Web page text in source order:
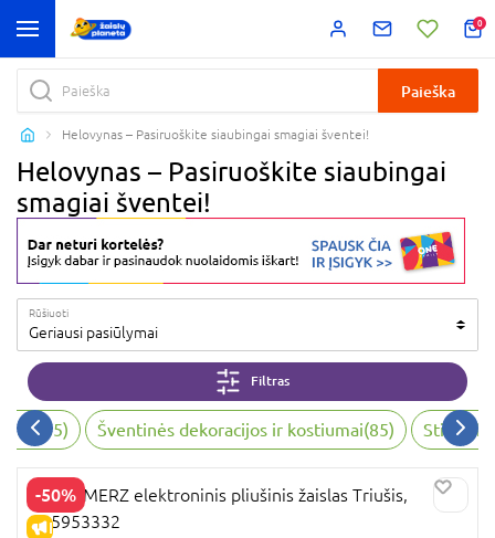
0
Paieška
Helovynas – Pasiruoškite siaubingai smagiai šventei!
Helovynas – Pasiruoškite siaubingai
smagiai šventei!
Rūšiuoti
Geriausi pasiūlymai
Filtras
( 85) Šventinės dekoracijos ir kostiumai(85) Stiliui,
-50%
IŠPARDAVIMAS
SCREAMERZ elektroninis pliušinis žaislas Triušis,
105953332